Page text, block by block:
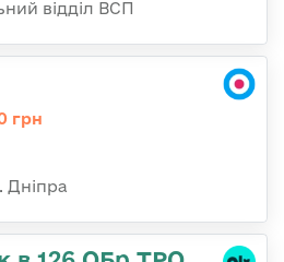
відділ ВСП
грн